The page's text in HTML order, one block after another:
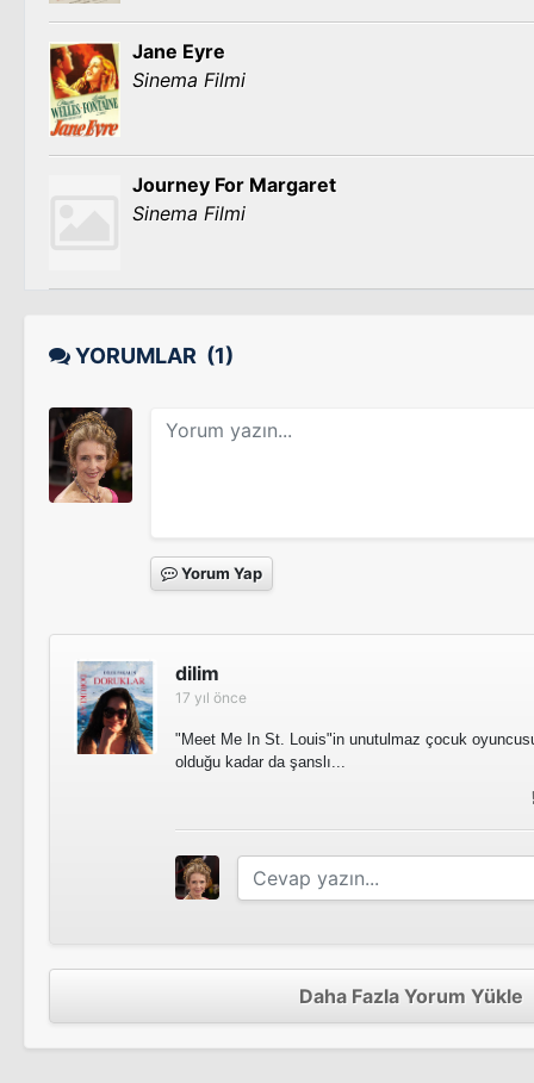
Jane Eyre
Sinema Filmi
Journey For Margaret
Sinema Filmi
YORUMLAR (1)
Yorum Yap
dilim
17 yıl önce
"Meet Me In St. Louis"in unutulmaz çocuk
olduğu kadar da şanslı...
Daha Fazla Yorum Yükle